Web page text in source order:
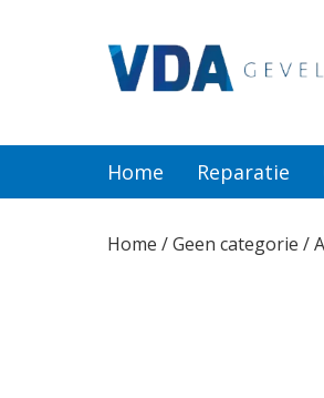
Home Reparatie
Home /Geen categorie /